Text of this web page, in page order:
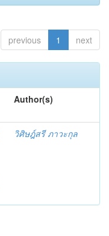
previous 1 next
Author(s)
วิศิษฎ์สรี ภาวะกุล